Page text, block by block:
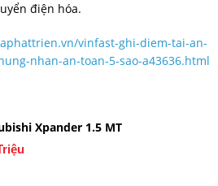
điện hóa.
vinfast-ghi-diem-tai-an-
nhan-an-toan-5-sao-a43636.html
Xpander 1.5 MT